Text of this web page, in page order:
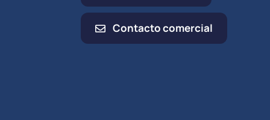
Contacto comercial